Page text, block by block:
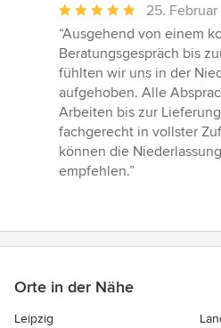
Durchschnittliche
Bewertung:
5
von
5
Sternen
25.
“Ausgehend von einem
Beratungsgespräch bis
fühlten wir uns in der
aufgehoben. Alle
Arbeiten bis zur
fachgerecht in vollster
können die
empfehlen.”
Orte in der Nähe
Leipzig